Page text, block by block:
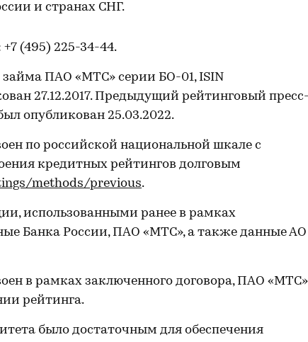
и странах СНГ.
+7 (495) 225-34-44.
ПАО «МТС» серии БО-01, ISIN
27.12.2017. Предыдущий рейтинговый пресс-
опубликован 25.03.2022.
по российской национальной шкале с
кредитных рейтингов долговым
methods/previous.
использованными ранее в рамках
Банка России, ПАО «МТС», а также данные АО
в рамках заключенного договора, ПАО «МТС»
рейтинга.
было достаточным для обеспечения